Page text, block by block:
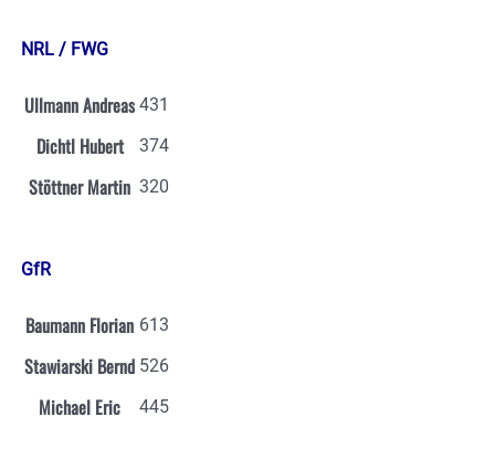
NRL / FWG
Ullmann Andreas 431
Dichtl Hubert 374
Stöttner Martin 320
GfR
Baumann Florian 613
Stawiarski Bernd 526
Michael Eric 445